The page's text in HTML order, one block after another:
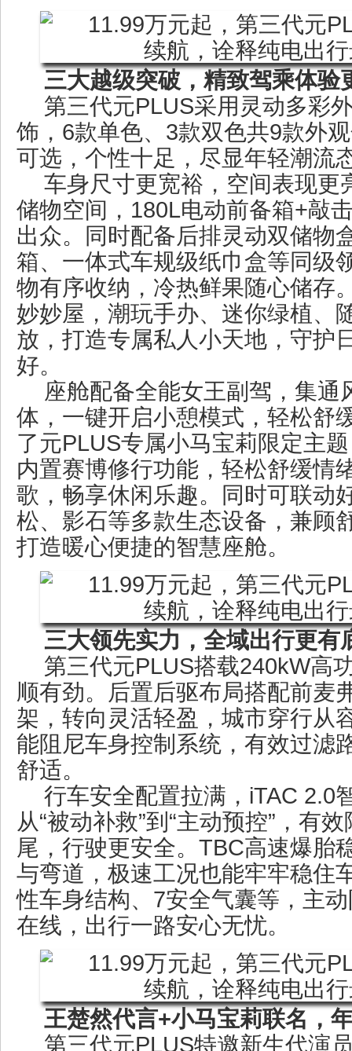
三大越级突破，精致驾乘体验
第三代元PLUS采用灵动多彩
饰，6款单色、3款双色共9款外
可选，个性十足，尽显年轻潮流
车身尺寸更宽裕，空间表现更
储物空间，180L电动前备箱+敲
出众。同时配备后排灵动双储物
箱、一体式车规级纸巾盒等同级
物有序收纳，冷热鲜果随心储存
妙妙屋，潮玩手办、迷你绿植、
放，打造专属私人小天地，守护
好。
座舱配备全能女王副驾，集通
体，一键开启小憩模式，轻松舒
了元PLUS专属小马宝莉限定主
内置赛博修行功能，轻松舒缓情
歌，畅享休闲乐趣。同时可联动
松、影石等多款生态设备，兼顾
打造暖心便捷的智慧座舱。
三大领先实力，全域出行更有
第三代元PLUS搭载240kW高
顺有劲。后置后驱布局搭配前麦
架，转向灵活轻盈，城市穿行从
能阻尼车身控制系统，有效过滤
舒适。
行车安全配置拉满，iTAC 2.0
从“被动补救”到“主动预控”，有
尾，行驶更安全。TBC高速爆胎
与弯道，极速工况也能牢牢稳住
性车身结构、7安全气囊等，主
在线，出行一路安心无忧。
王楚然代言+小马宝莉联名，
第三代元PLUS特邀新生代演